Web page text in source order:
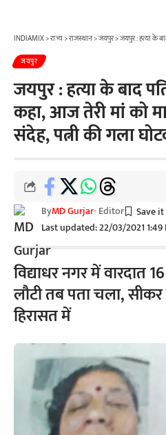
INDIAMIX>राज्य>राजस्थान>जयपुर>जयपुर : हत्या के बाद पति ने
जयपुर
जयपुर : हत्या के बाद
कहा, आज तेरी मां को
संदेह, पत्नी की गला
Last updated: 22/03/2021 1:49
ByMD Gurjar- Editor
विद्याधर नगर में वारदात
लौटी तब पता चला, सीकर
हिरासत में